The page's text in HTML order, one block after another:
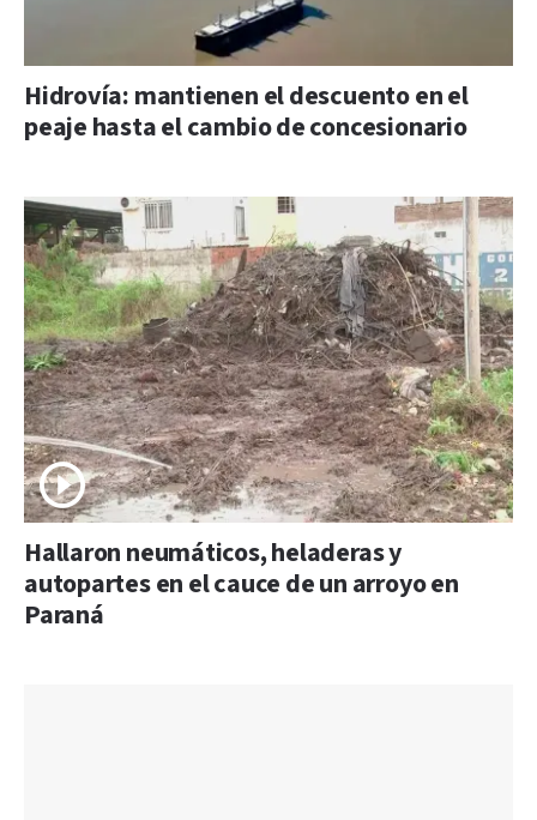
Hidrovía: mantienen el descuento en el
peaje hasta el cambio de concesionario
Hallaron neumáticos, heladeras y
autopartes en el cauce de un arroyo en
Paraná